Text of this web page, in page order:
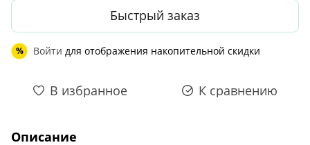
Быстрый заказ
% Войти для отображения накопительной скидки
В избранное К сравнению
Описание